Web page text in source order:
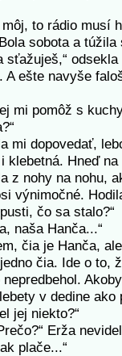
to rádio musí
sobota a
odsekla
A ešte navyše
pomôž s
dopovedať,
klebetná. Hneď
z nohy na nohu,
výnimočné.
čo sa stalo?“
Hanča...“
je Hanča, ale
čia. Ide o to,
v dedine ako
niekto?“
Erža
plače...“